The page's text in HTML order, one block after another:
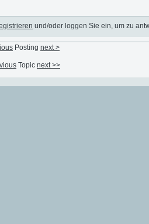
und/oder loggen Sie ein, um zu
Posting next >
Topic next >>